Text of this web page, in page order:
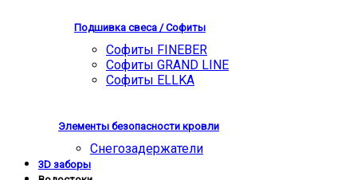
Подшивка свеса / Софиты
Софиты FINEBER
Софиты GRAND LINE
Софиты ELLKA
Элементы безопасности кровли
Снегозадержатели
3D заборы